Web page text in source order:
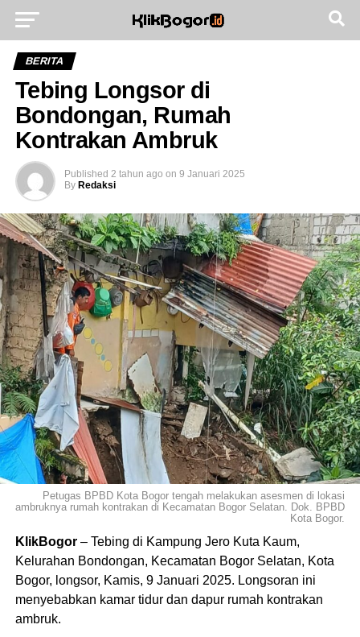
BERITA
Tebing Longsor di
Bondongan, Rumah
Kontrakan Ambruk
Published 2 tahun ago on 9 Januari 2025
By Redaksi
Petugas BPBD Kota Bogor tengah melakukan asesmen di lokasi
ambruknya rumah kontrakan di Kecamatan Bogor Selatan. Dok. BPBD
Kota Bogor.
KlikBogor– Tebing di Kampung Jero Kuta Kaum,
Kelurahan Bondongan, Kecamatan Bogor Selatan, Kota
Bogor, longsor, Kamis, 9 Januari 2025. Longsoran ini
menyebabkan kamar tidur dan dapur rumah kontrakan
ambruk.
Go to mobile version